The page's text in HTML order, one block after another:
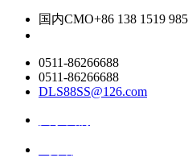
国内CMO+86 138 1519
0511-86266688
0511-86266688
DLS88SS@126.com